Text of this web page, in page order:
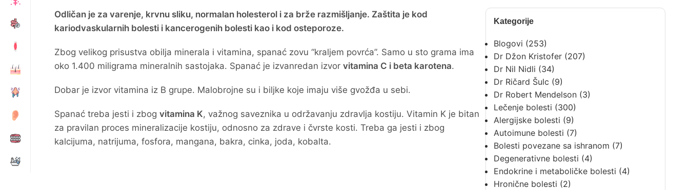
Kategorije
Blogovi (253)
Dr Džon Kristofer(207)
Dr Nil Nidli (34)
Dr Ričard Šulc (9)
Dr Robert Mendelson(3)
Lečenje bolesti (300)
Alergijske bolesti (9)
Autoimune bolesti (7)
Bolesti povezane sa ishranom (7)
Degenerativne bolesti (4)
Endokrine i metaboličke bolesti (4)
Hronične bolesti (2)
Odličan je za varenje, krvnu sliku, normalan holesterol i za brže razmišljanje. Zaštita je kod
kariodvaskularnih bolesti i kancerogenih bolesti kao i kod osteporoze.
Zbog velikog prisustva obilja minerala i vitamina, spanać zovu “kraljem povrća”. Samo u sto grama ima
oko 1.400 miligrama mineralnih sastojaka. Spanać je izvanredan izvor vitamina C i beta karotena.
Dobar je izvor vitamina iz B grupe. Malobrojne su i biljke koje imaju više gvožđa u sebi.
Spanać treba jesti i zbog vitamina K, važnog saveznika u održavanju zdravlja kostiju. Vitamin K je bitan
za pravilan proces mineralizacije kostiju, odnosno za zdrave i čvrste kosti. Treba ga jesti i zbog
kalcijuma, natrijuma, fosfora, mangana, bakra, cinka, joda, kobalta.